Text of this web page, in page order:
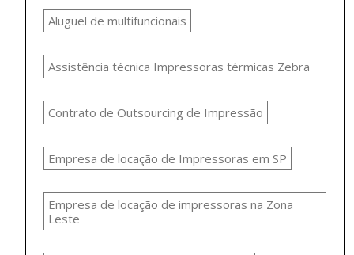
Aluguel de multifuncionais
Assistência técnica Impressoras térmicas Zebra
Contrato de Outsourcing de Impressão
Empresa de locação de Impressoras em SP
Empresa de locação de impressoras na Zona
Leste